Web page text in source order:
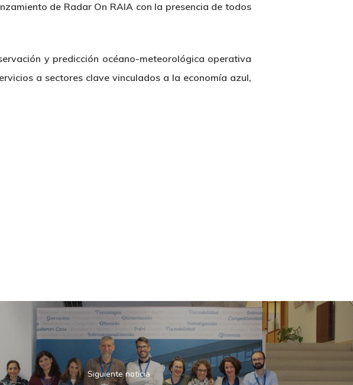
de Radar On RAIA con la presencia de todos
y predicción océano-meteorológica operativa
a sectores clave vinculados a la economía azul,
Siguiente noticia